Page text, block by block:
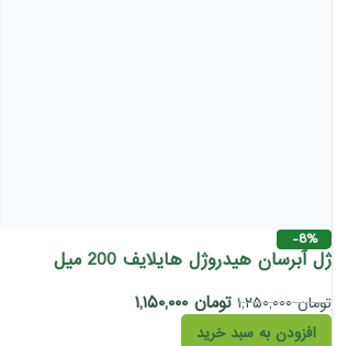
-8%
ژل آبرسان هیدروژل هایلایف 200 میل
تومان۱,۲۵۰,۰۰۰ تومان
افزودن به سبد خرید